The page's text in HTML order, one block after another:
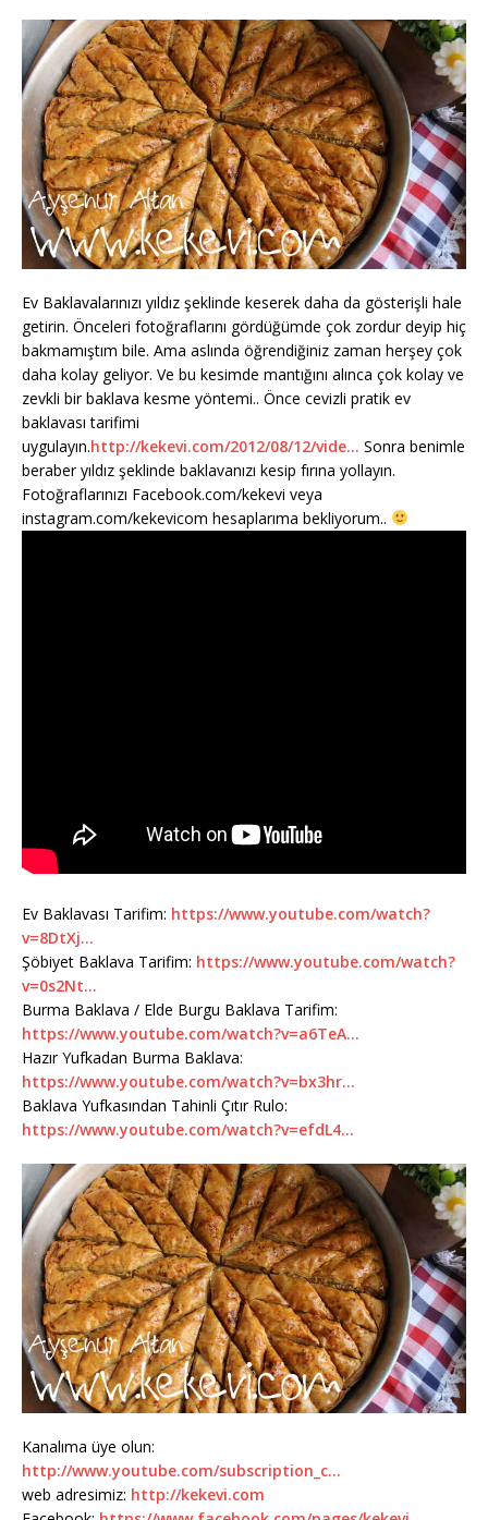
Ev Baklavalarınızı yıldız şeklinde keserek daha da gösterişli hale
getirin. Önceleri fotoğraflarını gördüğümde çok zordur deyip hiç
bakmamıştım bile. Ama aslında öğrendiğiniz zaman herşey çok
daha kolay geliyor. Ve bu kesimde mantığını alınca çok kolay ve
zevkli bir baklava kesme yöntemi.. Önce cevizli pratik ev
baklavası tarifimi
uygulayın.http://kekevi.com/2012/08/12/vide… Sonra benimle
beraber yıldız şeklinde baklavanızı kesip fırına yollayın.
Fotoğraflarınızı Facebook.com/kekevi veya
instagram.com/kekevicom hesaplarıma bekliyorum..
Ev Baklavası Tarifim: https://www.youtube.com/watch?
v=8DtXj…
Şöbiyet Baklava Tarifim: https://www.youtube.com/watch?
v=0s2Nt…
Burma Baklava / Elde Burgu Baklava Tarifim:
https://www.youtube.com/watch?v=a6TeA…
Hazır Yufkadan Burma Baklava:
https://www.youtube.com/watch?v=bx3hr…
Baklava Yufkasından Tahinli Çıtır Rulo:
https://www.youtube.com/watch?v=efdL4…
Kanalıma üye olun:
http://www.youtube.com/subscription_c…
web adresimiz: http://kekevi.com